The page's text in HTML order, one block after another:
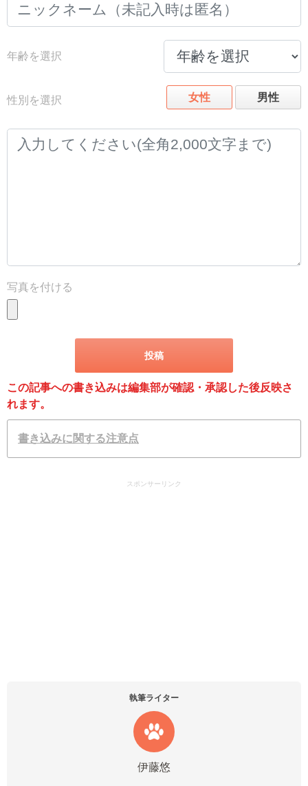
年齢を選択
性別を選択 女性 男性
写真を付ける
この記事への書き込みは編集部が確認・承認した後反映さ
れます。
書き込みに関する注意点
スポンサーリンク
執筆ライター
伊藤悠